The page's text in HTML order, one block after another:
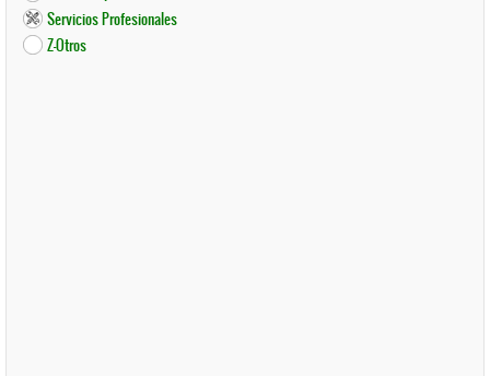
Servicios Profesionales
Z-Otros